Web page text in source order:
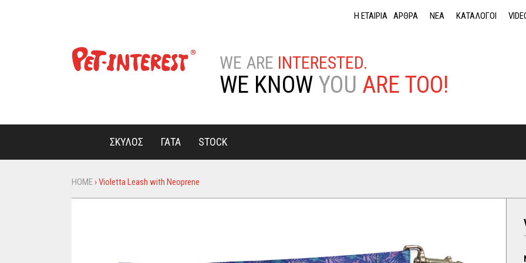
WE ARE INTERESTED.
WE KNOW YOU ARE TOO!
Η ΕΤΑΙΡΙΑ ΑΡΘΡΑ ΝΕΑ ΚΑΤΑΛΟΓΟΙ
ΣΚΥΛΟΣ ΓΑΤΑ STOCK
You
HOME ›Violetta Leash with Neoprene